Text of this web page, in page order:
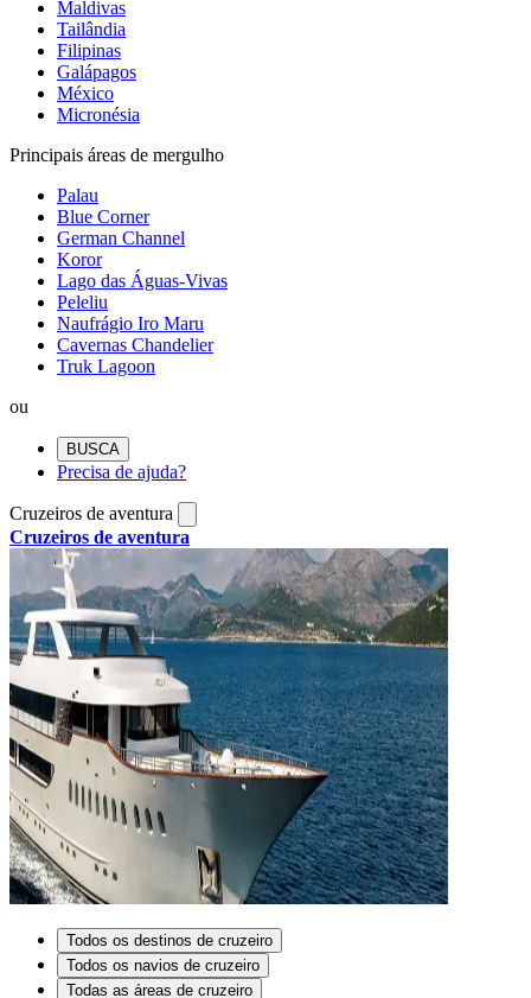
Maldivas
Tailândia
Filipinas
Galápagos
México
Micronésia
Principais áreas de mergulho
Palau
Blue Corner
German Channel
Koror
Lago das Águas-Vivas
Peleliu
Naufrágio Iro Maru
Cavernas Chandelier
Truk Lagoon
ou
BUSCA
Precisa de ajuda?
Cruzeiros de aventura
Cruzeiros de aventura
Todos os destinos de cruzeiro
Todos os navios de cruzeiro
Todas as áreas de cruzeiro